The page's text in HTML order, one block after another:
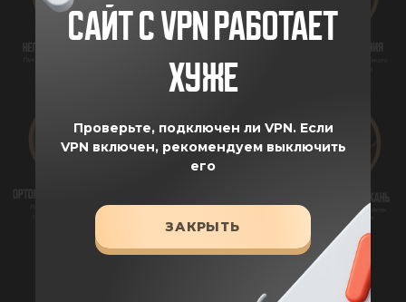
САЙТ С VPN РАБОТАЕТ
ХУЖЕ
Проверьте, подключен ли VPN. Если
VPN включен, рекомендуем выключить
его
ЗАКРЫТЬ